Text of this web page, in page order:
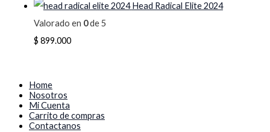
Head Radical Elite 2024
Valorado en 0de 5
$ 899.000
Home
Nosotros
Mi Cuenta
Carrito de compras
Contactanos